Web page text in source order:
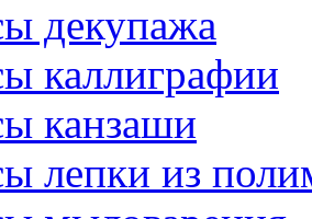
декупажа
каллиграфии
канзаши
лепки из